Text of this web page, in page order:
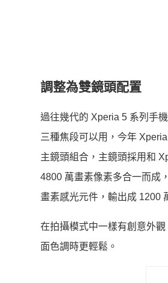
調整為雙鏡頭配置
過往幾代的 Xperia 5 系列手
三種焦段可以用，今年
主鏡頭組合，主鏡頭採用和
4800 萬畫素像素多合一而成
畫素感光元件，輸出成 1200
在拍攝模式中一樣有創意外
面色調時更輕鬆。